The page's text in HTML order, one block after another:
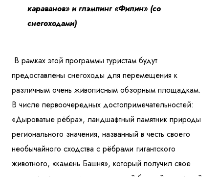
караванов» и глэмпинг «Филин» (со
снегоходами)
В рамках этой программы туристам будут
предоставлены снегоходы для перемещения к
различным очень живописным обзорным площадкам.
В числе первоочередных достопримечательностей:
«Дыроватые рёбра», ландшафтный памятник природы
регионального значения, названный в честь своего
необычайного сходства с рёбрами гигантского
животного, «камень Башня», который получил свое